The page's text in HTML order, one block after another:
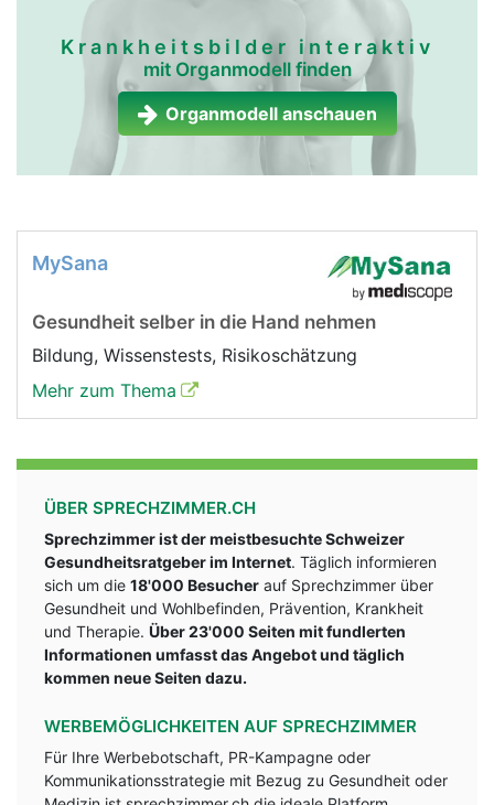
Krankheitsbilder interaktiv
mit Organmodell finden
Organmodell anschauen
MySana
Gesundheit selber in die Hand nehmen
Bildung, Wissenstests, Risikoschätzung
Mehr zum Thema
ÜBER SPRECHZIMMER.CH
Sprechzimmer ist der meistbesuchte Schweizer
Gesundheitsratgeber im Internet. Täglich informieren
sich um die 18'000 Besucher auf Sprechzimmer über
Gesundheit und Wohlbefinden, Prävention, Krankheit
und Therapie. Über 23'000 Seiten mit fundlerten
Informationen umfasst das Angebot und täglich
kommen neue Seiten dazu.
WERBEMÖGLICHKEITEN AUF SPRECHZIMMER
Für Ihre Werbebotschaft, PR-Kampagne oder
Kommunikationsstrategie mit Bezug zu Gesundheit oder